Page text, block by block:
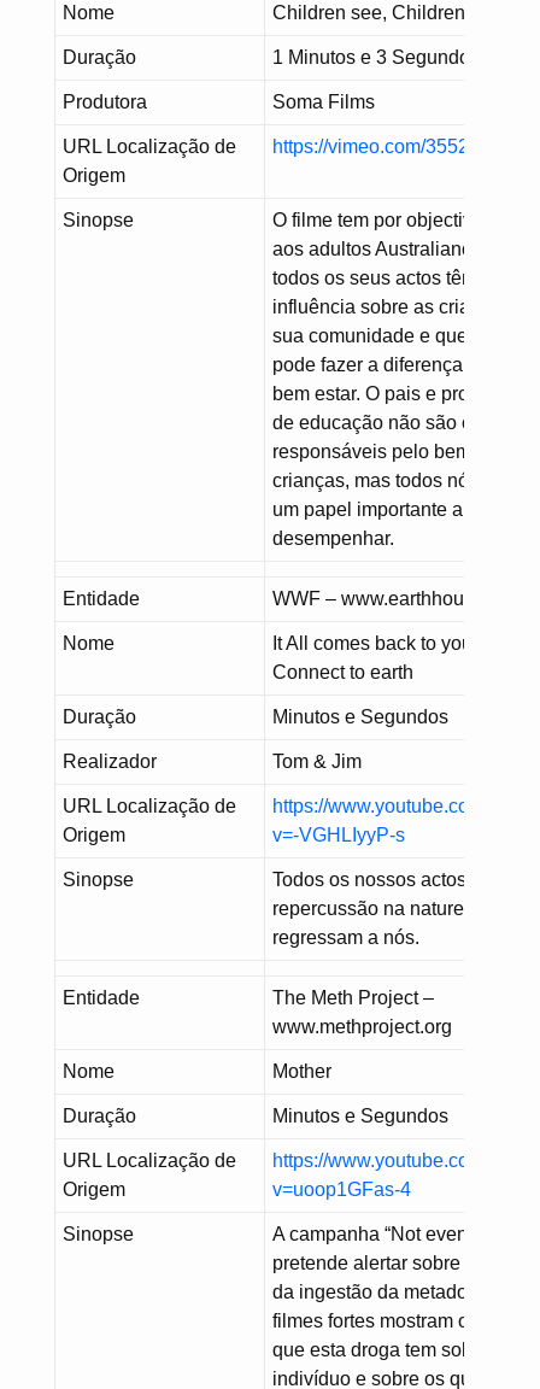
Nome Children see, Children do
Duração 1 Minutos e 3 Segundos
Produtora Soma Films
URL Localização de
Origem
https://vimeo.com/35523794
Sinopse
O filme tem por objectivo
aos adultos Australianos que
todos os seus actos têm
influência sobre as crianças da
sua comunidade e que cada
pode fazer a diferença no seu
bem estar. O pais e
de educação não são os
responsáveis pelo bem estar
crianças, mas todos nós temos
um papel importante a
desempenhar.
Entidade WWF –
Nome
It All comes back to you –
Connect to earth
Duração Minutos e Segundos
Realizador Tom & Jim
URL Localização de
Origem
https://www.youtube.com/
v=-VGHLIyyP-s
Sinopse
Todos os nossos actos têm
repercussão na natureza e
regressam a nós.
Entidade
The Meth Project –
www.methproject.org
Nome Mother
Duração Minutos e Segundos
URL Localização de
Origem
https://www.youtube.com/
v=uoop1GFas-4
Sinopse
A campanha “Not even once”
pretende alertar sobre os
da ingestão da metadona.
filmes fortes mostram os efeitos
que esta droga tem sobre o
indivíduo e sobre os que o